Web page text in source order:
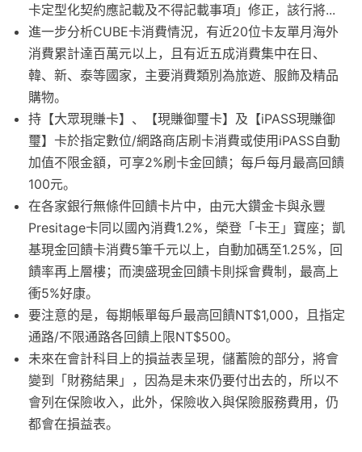
卡定型化契約應記載及不得記載事項」修正，該行將...
進一步分析CUBE卡消費情況，有近20位卡友單月海外
消費累計達百萬元以上，且有近五成消費集中在日、
韓、新、泰等國家，主要消費類別為旅遊、服飾及精品
購物。
持【大眾現賺卡】、【現賺御璽卡】及【iPASS現賺御
璽】卡於指定數位/網路商店刷卡消費或使用iPASS自動
加值不限金額，可享2%刷卡金回饋；每戶每月最高回饋
100元。
在各家銀行無條件回饋卡片中，由元大鑽金卡與永豐
Presitage卡同以國內消費1.2%，榮登「卡王」寶座；凱
基現金回饋卡消費5筆千元以上，自動加碼至1.25%，回
饋率再上層樓；而澳盛現金回饋卡則採會費制，最高上
衝5%好康。
要注意的是，每期帳單每戶最高回饋NT$1,000，且指定
通路/不限通路各回饋上限NT$500。
未來在會計科目上的損益表呈現，儲蓄險的部分，將會
變到「財務結果」，因為是未來仍要付出去的，所以不
會列在保險收入，此外，保險收入與保險服務費用，仍
都會在損益表。